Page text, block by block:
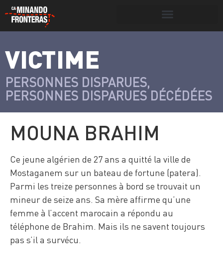
Víctimas y
victimarios
Portada » Víctimas
VICTIME
PERSONNES DISPARUES,
PERSONNES DISPARUES DÉCÉDÉES
MOUNA BRAHIM
Ce jeune algérien de 27 ans a quitté la ville de
Mostaganem sur un bateau de fortune (patera).
Parmi les treize personnes à bord se trouvait un
mineur de seize ans. Sa mère affirme qu’une
femme à l’accent marocain a répondu au
téléphone de Brahim. Mais ils ne savent toujours
pas s’il a survécu.